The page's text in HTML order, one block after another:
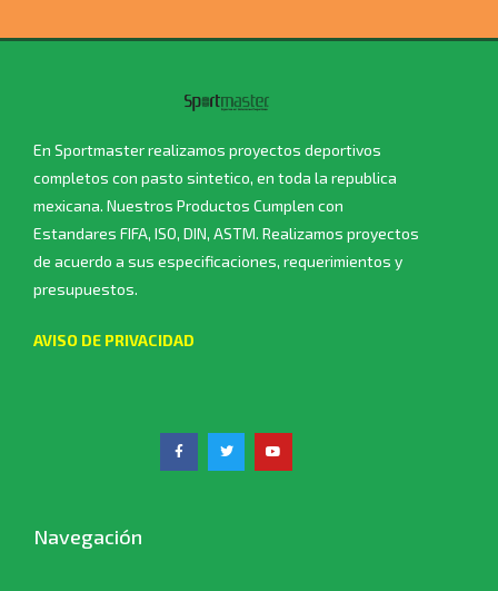
En Sportmaster realizamos proyectos deportivos
completos con pasto sintetico, en toda la republica
mexicana. Nuestros Productos Cumplen con
Estandares FIFA, ISO, DIN, ASTM. Realizamos proyectos
de acuerdo a sus especificaciones, requerimientos y
presupuestos.
AVISO DE PRIVACIDAD
Navegación